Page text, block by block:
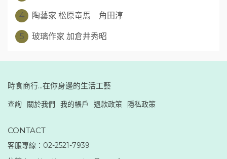
4 陶藝家 松原竜馬 角田淳
5 玻璃作家 加倉井秀昭
時食商行...在你身邊的生活工藝
查詢 關於我們 我的帳戶 退款政策 隱私政策
CONTACT
客服專線：02-2521-7939